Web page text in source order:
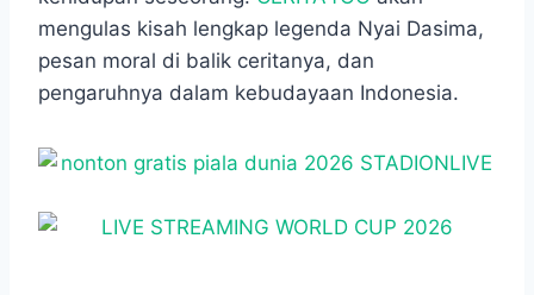
mengulas kisah lengkap legenda Nyai Dasima,
pesan moral di balik ceritanya, dan
pengaruhnya dalam kebudayaan Indonesia.